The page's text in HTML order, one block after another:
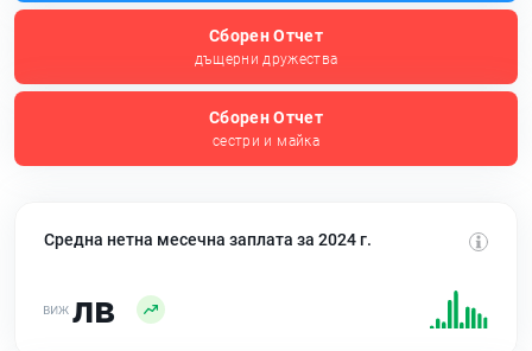
Сборен Отчет
дъщерни дружества
Сборен Отчет
сестри и майка
Средна нетна месечна заплата за 2024 г.
лв